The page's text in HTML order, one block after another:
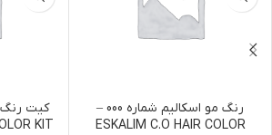
رنگ مو اسکالیم شماره 000 –
ESKALIM C.O HAIR COLOR
KIT